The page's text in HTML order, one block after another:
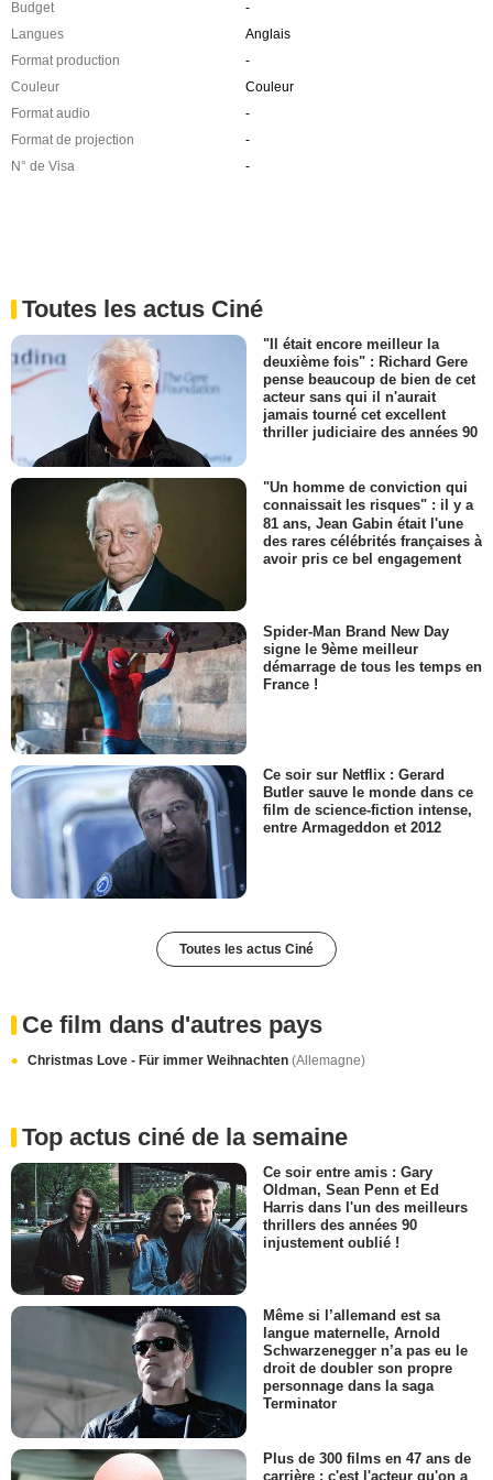
Budget
-
Langues
Anglais
Format production
-
Couleur
Couleur
Format audio
-
Format de projection
-
N° de Visa
-
Toutes les actus Ciné
"Il était encore meilleur la
deuxième fois" : Richard Gere
pense beaucoup de bien de cet
acteur sans qui il n'aurait
jamais tourné cet excellent
thriller judiciaire des années 90
"Un homme de conviction qui
connaissait les risques" : il y a
81 ans, Jean Gabin était l'une
des rares célébrités françaises à
avoir pris ce bel engagement
Spider-Man Brand New Day
signe le 9ème meilleur
démarrage de tous les temps en
France !
Ce soir sur Netflix : Gerard
Butler sauve le monde dans ce
film de science-fiction intense,
entre Armageddon et 2012
Toutes les actus Ciné
Ce film dans d'autres pays
Christmas Love - Für immer Weihnachten (Allemagne)
Top actus ciné de la semaine
Ce soir entre amis : Gary
Oldman, Sean Penn et Ed
Harris dans l'un des meilleurs
thrillers des années 90
injustement oublié !
Même si l’allemand est sa
langue maternelle, Arnold
Schwarzenegger n’a pas eu le
droit de doubler son propre
personnage dans la saga
Terminator
Plus de 300 films en 47 ans de
carrière : c'est l'acteur qu'on a